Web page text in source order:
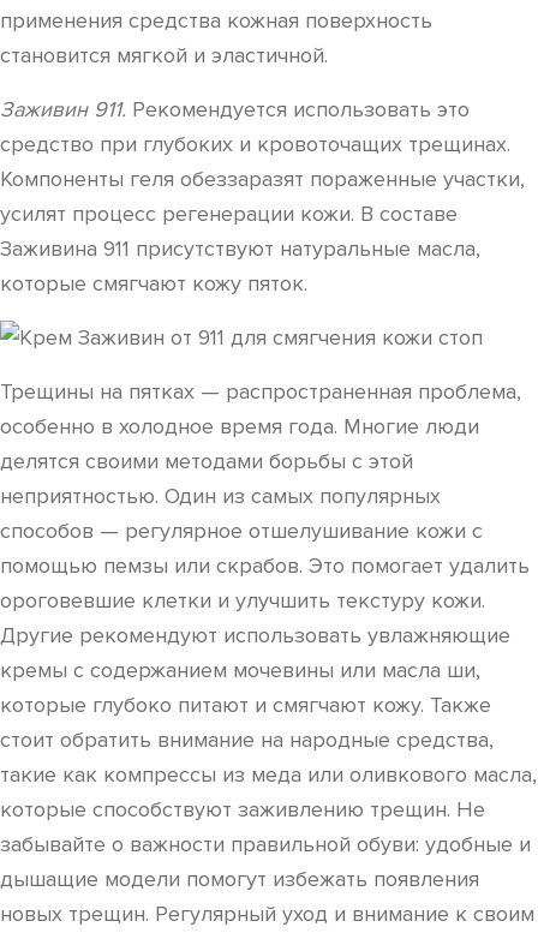
применения средства кожная поверхность
становится мягкой и эластичной.
Заживин 911. Рекомендуется использовать это
средство при глубоких и кровоточащих трещинах.
Компоненты геля обеззаразят пораженные участки,
усилят процесс регенерации кожи. В составе
Заживина 911 присутствуют натуральные масла,
которые смягчают кожу пяток.
Трещины на пятках — распространенная проблема,
особенно в холодное время года. Многие люди
делятся своими методами борьбы с этой
неприятностью. Один из самых популярных
способов — регулярное отшелушивание кожи с
помощью пемзы или скрабов. Это помогает удалить
ороговевшие клетки и улучшить текстуру кожи.
Другие рекомендуют использовать увлажняющие
кремы с содержанием мочевины или масла ши,
которые глубоко питают и смягчают кожу. Также
стоит обратить внимание на народные средства,
такие как компрессы из меда или оливкового масла,
которые способствуют заживлению трещин. Не
забывайте о важности правильной обуви: удобные и
дышащие модели помогут избежать появления
новых трещин. Регулярный уход и внимание к своим